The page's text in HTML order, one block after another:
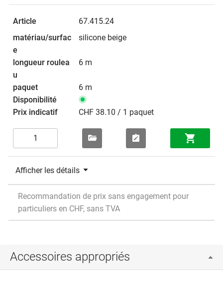
67.415.24
silicone beige
6 m
6 m
CHF 38.10 / 1 paquet
Afficher les détails
Recommandation de prix sans engagement pour
particuliers en CHF, sans TVA
Accessoires appropriés